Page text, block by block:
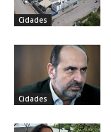
Cidades
Cidades